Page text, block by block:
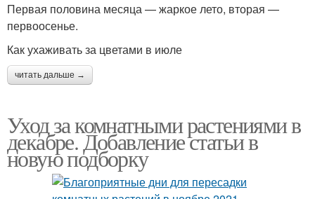
Первая половина месяца — жаркое лето, вторая —
первоосенье.
Как ухаживать за цветами в июле
читать дальше →
Уход за комнатными растениями в
декабре. Добавление статьи в
новую подборку